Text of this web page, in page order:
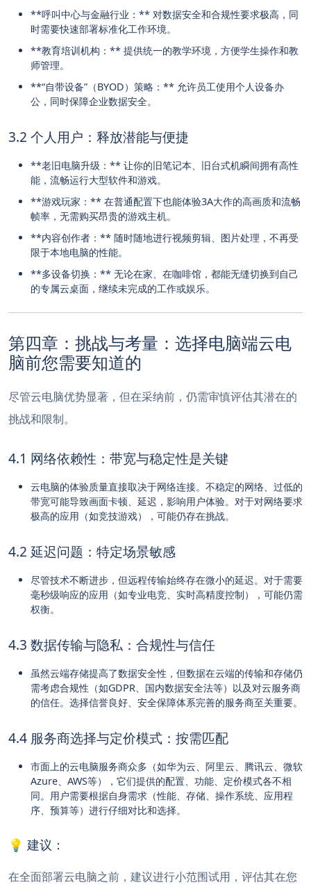
**呼叫中心与金融行业：** 对数据安全和合规性要求极高，同
时需要快速部署标准化工作环境。
**教育培训机构：** 提供统一的教学环境，方便学生操作和教
师管理。
**“自带设备”（BYOD）策略：** 允许员工使用个人设备办
公，同时保障企业数据安全。
3.2 个人用户：释放潜能与便捷
**老旧电脑升级：** 让你的旧笔记本、旧台式机瞬间拥有高性
能，流畅运行大型软件和游戏。
**游戏玩家：** 在普通配置下也能体验3A大作的高画质和流畅
帧率，无需购买昂贵的游戏主机。
**内容创作者：** 随时随地进行视频剪辑、图片处理，不再受
限于本地电脑的性能。
**多设备切换：** 无论在家、在咖啡馆，都能无缝切换到自己
的专属云桌面，继续未完成的工作或娱乐。
第四章：挑战与考量：选择电脑端云电
脑前您需要知道的
尽管云电脑优势显著，但在采纳前，仍需审慎评估其潜在的
挑战和限制。
4.1 网络依赖性：带宽与稳定性是关键
云电脑的体验质量直接取决于网络连接。不稳定的网络、过低的
带宽可能导致画面卡顿、延迟，影响用户体验。对于对网络要求
极高的应用（如竞技游戏），可能仍存在挑战。
4.2 延迟问题：特定场景敏感
尽管技术不断进步，但远程传输始终存在微小的延迟。对于需要
毫秒级响应的应用（如专业电竞、实时高精度控制），可能仍需
权衡。
4.3 数据传输与隐私：合规性与信任
虽然云端存储提高了数据安全性，但数据在云端的传输和存储仍
需考虑合规性（如GDPR、国内数据安全法等）以及对云服务商
的信任。选择信誉良好、安全保障体系完善的服务商至关重要。
4.4 服务商选择与定价模式：按需匹配
市面上的云电脑服务商众多（如华为云、阿里云、腾讯云、微软
Azure、AWS等），它们提供的配置、功能、定价模式各不相
同。用户需要根据自身需求（性能、存储、操作系统、应用程
序、预算等）进行仔细对比和选择。
💡 建议：
在全面部署云电脑之前，建议进行小范围试用，评估其在您